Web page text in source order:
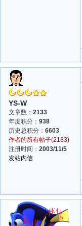
YS-W
文章数： 2133
年度积分： 938
历史总积分： 6603
作者的所有帖子(2133)
注册时间： 2003/11/5
发站内信